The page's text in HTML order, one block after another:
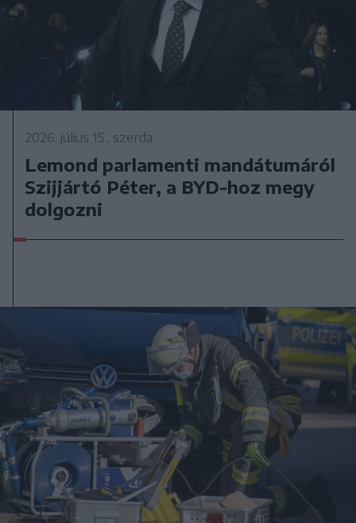
2026. július 15., szerda
Lemond parlamenti mandátumáról
Szijjártó Péter, a BYD-hoz megy
dolgozni